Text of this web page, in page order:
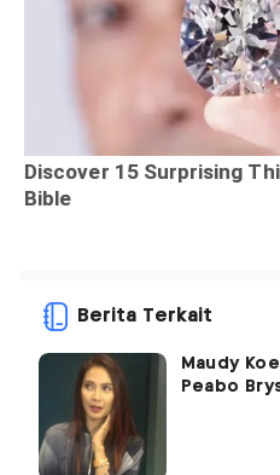
Berita Terkait
Maudy
Peabo